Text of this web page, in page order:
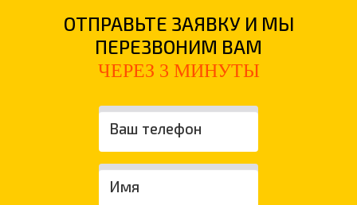
ОТПРАВЬТЕ ЗАЯВКУ И МЫ
ПЕРЕЗВОНИМ ВАМ
ЧЕРЕЗ 3 МИНУТЫ